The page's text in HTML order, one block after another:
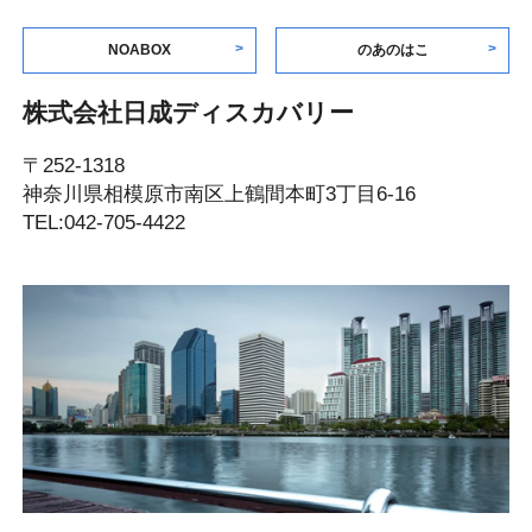
NOABOX のあのはこ
株式会社日成ディスカバリー
〒252-1318
神奈川県相模原市南区上鶴間本町3丁目6-16
TEL:042-705-4422